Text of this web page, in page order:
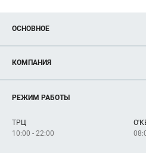
ОСНОВНОЕ
Новости
Магазины
Услуги
КОМПАНИЯ
Рекламодателям
Как добраться
РЕЖИМ РАБОТЫ
ТРЦ
10:00 - 22:00